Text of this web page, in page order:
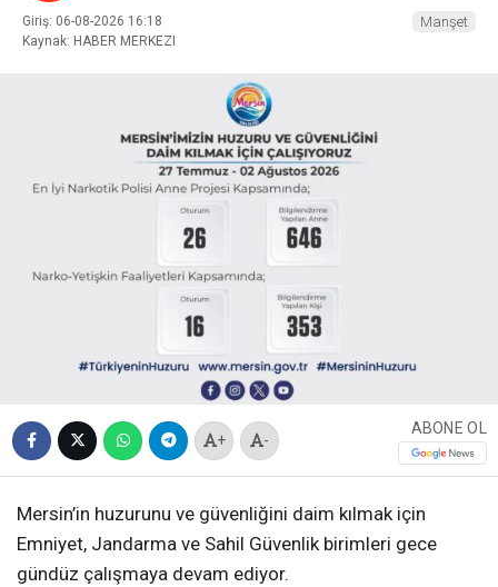
Giriş: 06-08-2026 16:18
Kaynak: HABER MERKEZI
Manşet
+ -
ABONE OL
Mersin’in huzurunu ve güvenliğini daim kılmak için
Emniyet, Jandarma ve Sahil Güvenlik birimleri gece
gündüz çalışmaya devam ediyor.